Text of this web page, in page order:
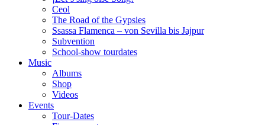
Ceol
The Road of the Gypsies
Ssassa Flamenca – von Sevilla bis Jajpur
Subvention
School-show tourdates
Music
Albums
Shop
Videos
Events
Tour-Dates